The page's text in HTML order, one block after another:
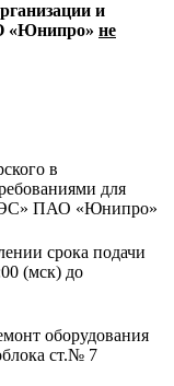
и
«Юнипро» не
в
для
ПАО «Юнипро»
срока подачи
(мск) до
оборудования
ст.№ 7